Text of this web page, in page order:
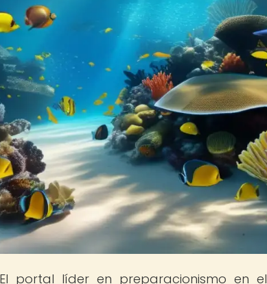
portal líder en preparacionismo en